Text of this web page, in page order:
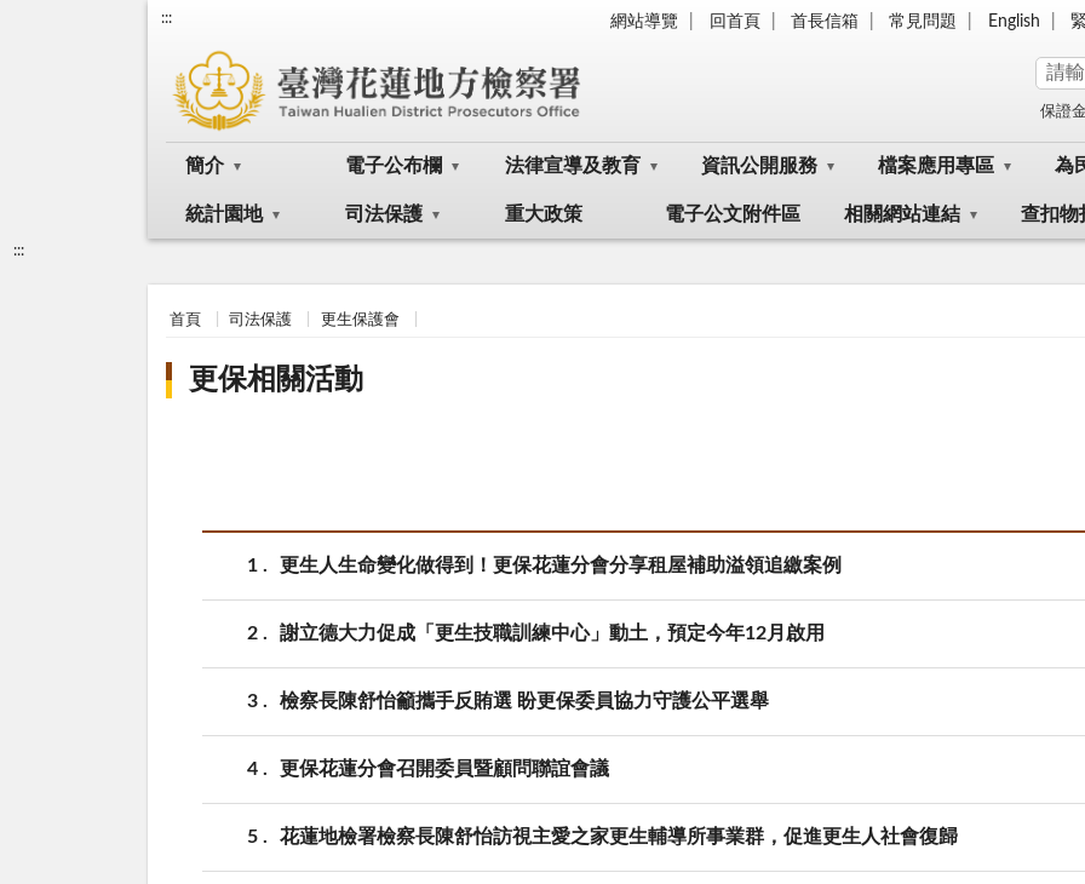
::: 網站導覽 回首頁 首長信箱 常見問題 English
保證
簡介 電子公布欄 法律宣導及教育 資訊公開服務 檔案應用專區 為
統計園地 司法保護 重大政策 電子公文附件區 相關網站連結 查扣物
:::
首頁 司法保護 更生保護會
更保相關活動
1 更生人生命變化做得到！更保花蓮分會分享租屋補助溢領追繳案例
2 謝立德大力促成「更生技職訓練中心」動土，預定今年12月啟用
3 檢察長陳舒怡籲攜手反賄選 盼更保委員協力守護公平選舉
4 更保花蓮分會召開委員暨顧問聯誼會議
5 花蓮地檢署檢察長陳舒怡訪視主愛之家更生輔導所事業群，促進更生人社會復歸